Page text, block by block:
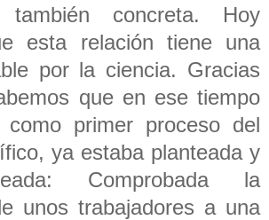
también concreta. Hoy
esta relación tiene una
por la ciencia. Gracias
que en ese tiempo
como primer proceso del
ya estaba planteada y
Comprobada la
unos trabajadores a una